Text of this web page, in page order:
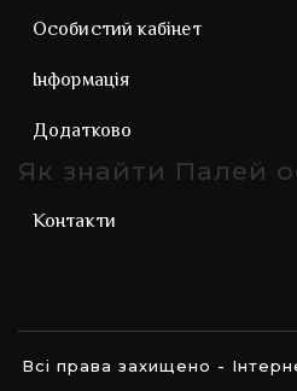
Особистий кабінет
Інформація
Додатково
Як знайти Палей
Контакти
Всі права захищено -